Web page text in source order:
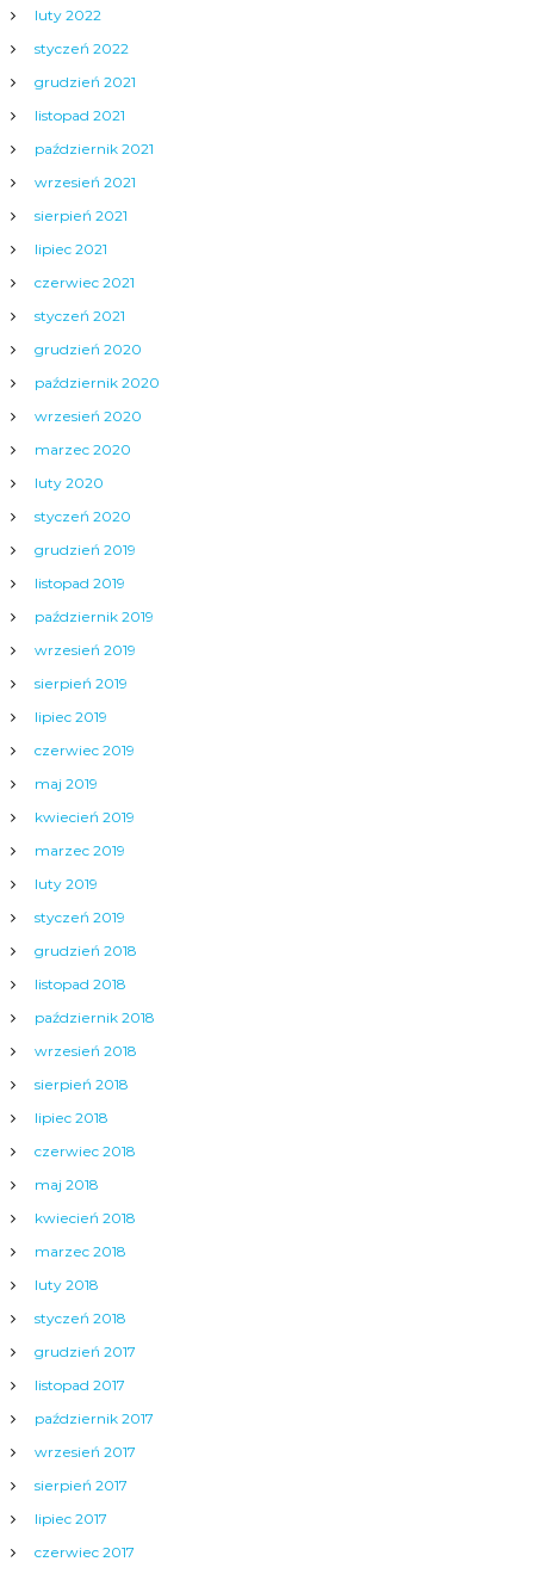
luty 2022
styczeń 2022
grudzień 2021
listopad 2021
październik 2021
wrzesień 2021
sierpień 2021
lipiec 2021
czerwiec 2021
styczeń 2021
grudzień 2020
październik 2020
wrzesień 2020
marzec 2020
luty 2020
styczeń 2020
grudzień 2019
listopad 2019
październik 2019
wrzesień 2019
sierpień 2019
lipiec 2019
czerwiec 2019
maj 2019
kwiecień 2019
marzec 2019
luty 2019
styczeń 2019
grudzień 2018
listopad 2018
październik 2018
wrzesień 2018
sierpień 2018
lipiec 2018
czerwiec 2018
maj 2018
kwiecień 2018
marzec 2018
luty 2018
styczeń 2018
grudzień 2017
listopad 2017
październik 2017
wrzesień 2017
sierpień 2017
lipiec 2017
czerwiec 2017